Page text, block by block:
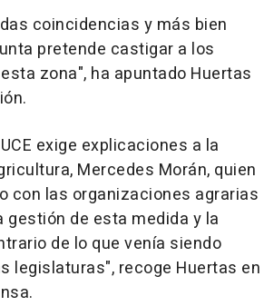
coincidencias y más bien
pretende castigar a los
zona", ha apuntado Huertas
exige explicaciones a la
Mercedes Morán, quien
con las organizaciones agrarias
gestión de esta medida y la
de lo que venía siendo
legislaturas", recoge Huertas en